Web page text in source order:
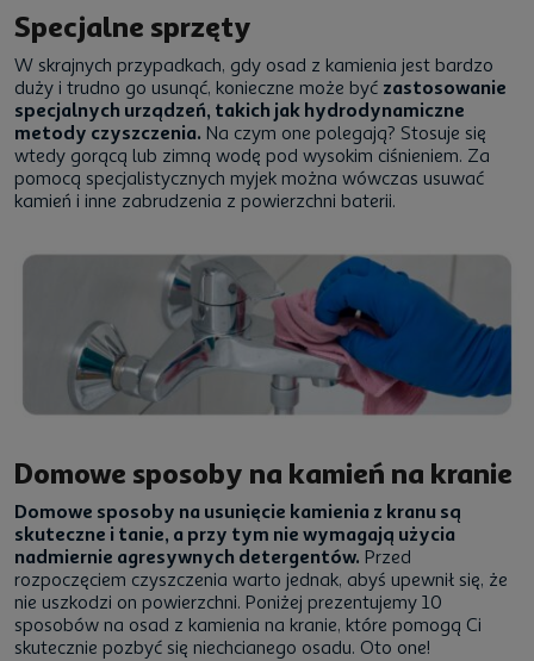
Specjalne sprzęty
W skrajnych przypadkach, gdy osad z kamienia jest bardzo
duży i trudno go usunąć, konieczne może być zastosowanie
specjalnych urządzeń, takich jak hydrodynamiczne
metody czyszczenia. Na czym one polegają? Stosuje się
wtedy gorącą lub zimną wodę pod wysokim ciśnieniem. Za
pomocą specjalistycznych myjek można wówczas usuwać
kamień i inne zabrudzenia z powierzchni baterii.
Domowe sposoby na kamień na kranie
Domowe sposoby na usunięcie kamienia z kranu są
skuteczne i tanie, a przy tym nie wymagają użycia
nadmiernie agresywnych detergentów. Przed
rozpoczęciem czyszczenia warto jednak, abyś upewnił się, że
nie uszkodzi on powierzchni. Poniżej prezentujemy 10
sposobów na osad z kamienia na kranie, które pomogą Ci
skutecznie pozbyć się niechcianego osadu. Oto one!